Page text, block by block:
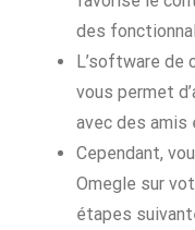
des
L’software de
vous permet
avec des amis
Cependant,
Omegle sur
étapes